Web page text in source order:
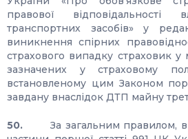
правової відповідальності
транспортних засобів» у
виникнення спірних
страхового випадку страховик
зазначених у страховому
встановленому цим Законом
завдану внаслідок ДТП майну
50. За загальним правилом,